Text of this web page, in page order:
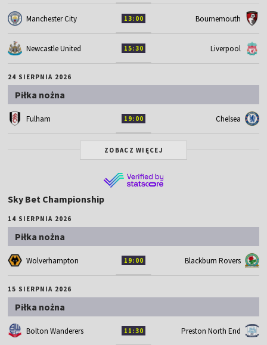
Manchester City 13:00 Bournemouth
Newcastle United 15:30 Liverpool
24 SIERPNIA 2026
Piłka nożna
Fulham 19:00 Chelsea
ZOBACZ WIĘCEJ
Sky Bet Championship
14 SIERPNIA 2026
Piłka nożna
Wolverhampton 19:00 Blackburn Rovers
15 SIERPNIA 2026
Piłka nożna
Bolton Wanderers 11:30 Preston North End